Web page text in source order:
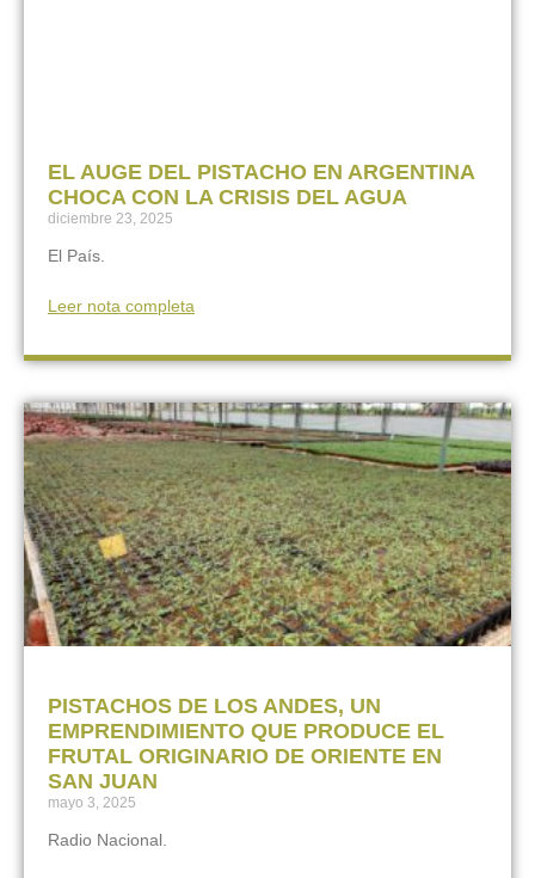
EL AUGE DEL PISTACHO EN ARGENTINA
CHOCA CON LA CRISIS DEL AGUA
diciembre 23, 2025
El País.
Leer nota completa
PISTACHOS DE LOS ANDES, UN
EMPRENDIMIENTO QUE PRODUCE EL
FRUTAL ORIGINARIO DE ORIENTE EN
SAN JUAN
mayo 3, 2025
Radio Nacional.